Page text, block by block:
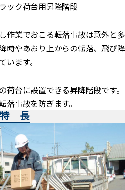
ック荷台用昇降階段
作業でおこる転落事故は意外と多
時やあおり上からの転落、飛び降
います。
荷台に設置できる昇降階段です。
事故を防ぎます。
特 長